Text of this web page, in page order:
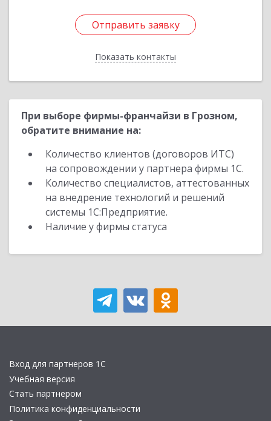
Отправить заявку
Показать контакты
Отправить заявку
Назад
При выборе фирмы-франчайзи в Грозном,
обратите внимание на:
Количество клиентов (договоров ИТС)
на сопровождении у партнера фирмы 1С.
Количество специалистов, аттестованных
на внедрение технологий и решений
системы 1С:Предприятие.
Наличие у фирмы статуса
Вход для партнеров 1С
Учебная версия
Стать партнером
Политика конфиденциальности